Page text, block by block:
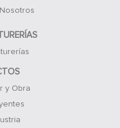
y Obra